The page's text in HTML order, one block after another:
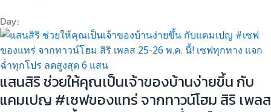
Day:
แสนสิริ ช่วยให้คุณเป็นเจ้าของบ้านง่ายขึ้น กับ
แคมเปญ #เซฟของแทร่ จากทาวน์โฮม สิริ เพลส